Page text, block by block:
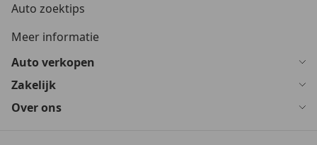
Auto zoektips
Meer informatie
Auto verkopen
Zakelijk
Over ons